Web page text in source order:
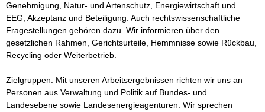
Genehmigung, Natur- und Artenschutz, Energiewirtschaft und
EEG, Akzeptanz und Beteiligung. Auch rechtswissenschaftliche
Fragestellungen gehören dazu. Wir informieren über den
gesetzlichen Rahmen, Gerichtsurteile, Hemmnisse sowie Rückbau,
Recycling oder Weiterbetrieb.
Zielgruppen: Mit unseren Arbeitsergebnissen richten wir uns an
Personen aus Verwaltung und Politik auf Bundes- und
Landesebene sowie Landesenergieagenturen. Wir sprechen